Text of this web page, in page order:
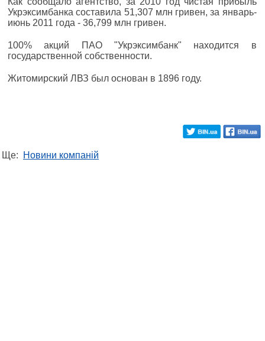
Укрэксимбанка составила 51,307 млн гривен, за январь-
июнь 2011 года - 36,799 млн гривен.
100% акций ПАО "Укрэксимбанк" находится в
государственной собственности.
Житомирский ЛВЗ был основан в 1896 году.
Ще: Новини компаній